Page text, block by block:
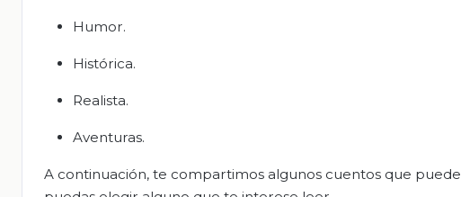
Humor.
Histórica.
Realista.
Aventuras.
A continuación, te compartimos algunos cuentos que